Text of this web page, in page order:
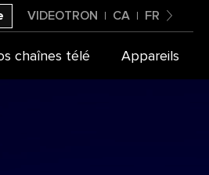
VIDEOTRON CA FR
chaînes télé Appareils